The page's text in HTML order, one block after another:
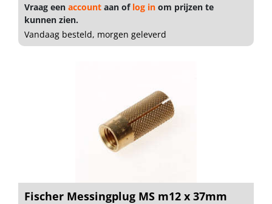
Vraag een account aan of log in om prijzen te
kunnen zien.
Vandaag besteld, morgen geleverd
Fischer Messingplug MS m12 x 37mm